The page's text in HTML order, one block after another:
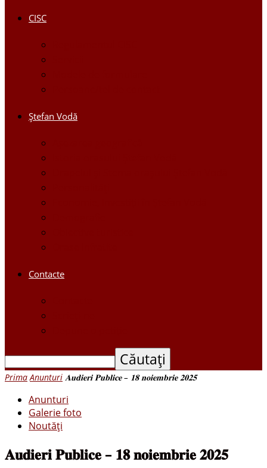
CISC
Ştefan Vodă
Contacte
Prima Anunturi 𝐀𝐮𝐝𝐢𝐞𝐫𝐢 𝐏𝐮𝐛𝐥𝐢𝐜𝐞 – 𝟏𝟖 𝐧𝐨𝐢𝐞𝐦𝐛𝐫𝐢𝐞 𝟐𝟎𝟐𝟓
Anunturi
Galerie foto
Noutăți
𝐀𝐮𝐝𝐢𝐞𝐫𝐢 𝐏𝐮𝐛𝐥𝐢𝐜𝐞 – 𝟏𝟖 𝐧𝐨𝐢𝐞𝐦𝐛𝐫𝐢𝐞 𝟐𝟎𝟐𝟓